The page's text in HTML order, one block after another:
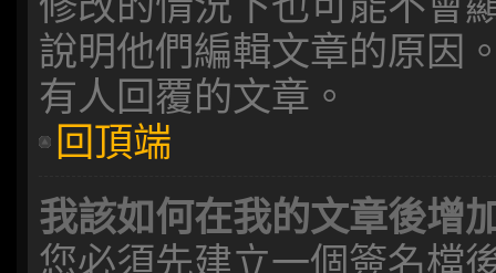
說明他們編輯文章的原因
有人回覆的文章。
回頂端
我該如何在我的文章後增
您必須先建立一個簽名檔